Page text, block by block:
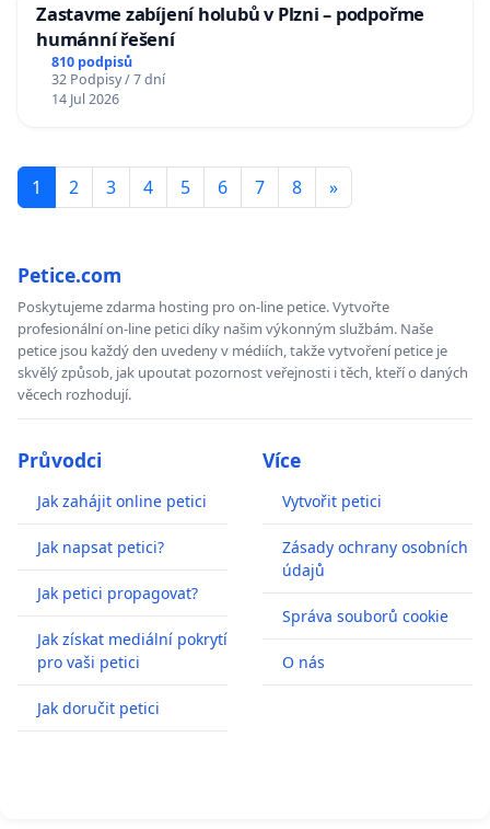
Zastavme zabíjení holubů v Plzni – podpořme
humánní řešení
810 podpisů
32 Podpisy / 7 dní
14 Jul 2026
1 2 3 4 5 6 7 8 »
Petice.com
Poskytujeme zdarma hosting pro on-line petice. Vytvořte
profesionální on-line petici díky našim výkonným službám. Naše
petice jsou každý den uvedeny v médiích, takže vytvoření petice je
skvělý způsob, jak upoutat pozornost veřejnosti i těch, kteří o daných
věcech rozhodují.
Průvodci
Jak zahájit online petici
Jak napsat petici?
Jak petici propagovat?
Jak získat mediální pokrytí
pro vaši petici
Jak doručit petici
Více
Vytvořit petici
Zásady ochrany osobních
údajů
Správa souborů cookie
O nás